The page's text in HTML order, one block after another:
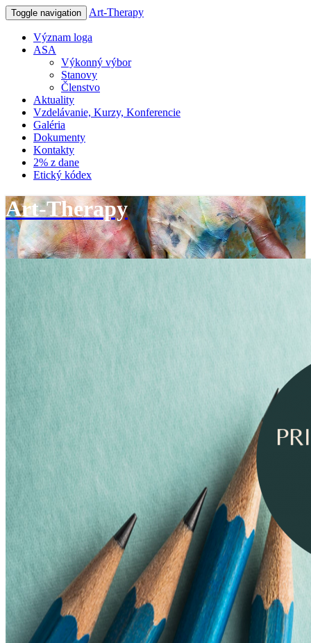
Toggle navigation Art-Therapy
Význam loga
ASA
Výkonný výbor
Stanovy
Členstvo
Aktuality
Vzdelávanie, Kurzy, Konferencie
Galéria
Dokumenty
Kontakty
2% z dane
Etický kódex
Art-Therapy